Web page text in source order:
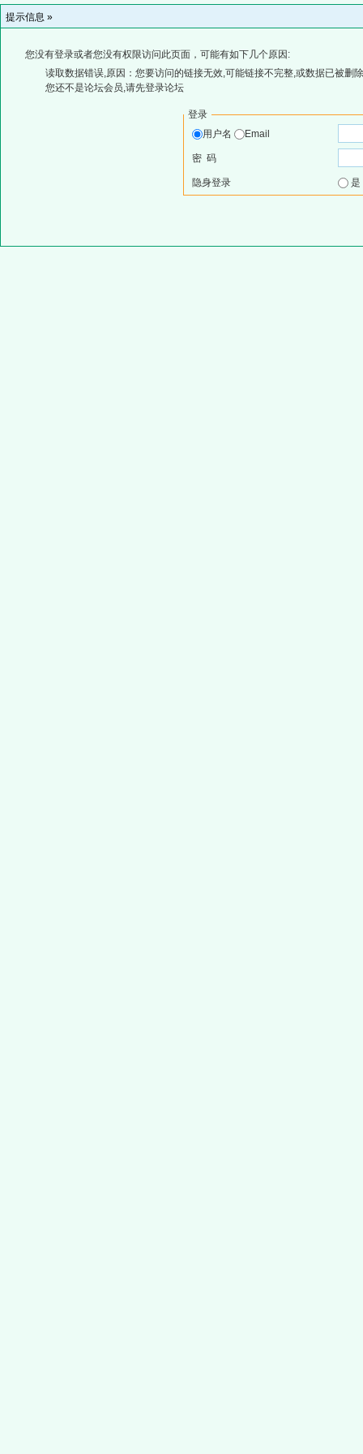
提示信息 »
您没有登录或者您没有权限访问此页面，可能有如下几个原因:
读取数据错误,原因：您要访问的链接无效,可能链接不完整,或数据已被删
您还不是论坛会员,请先登录论坛
登录
用户名
Email
密 码
隐身登录